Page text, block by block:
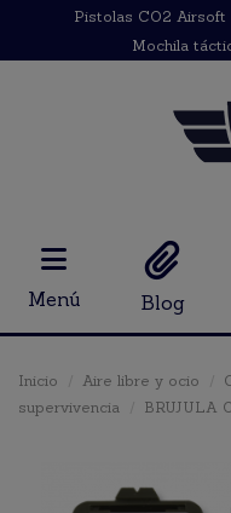
Pistolas CO2 Airsoft
Mochila
Menú Blog
Inicio Aire libre y ocio
supervivencia
BRUJULA